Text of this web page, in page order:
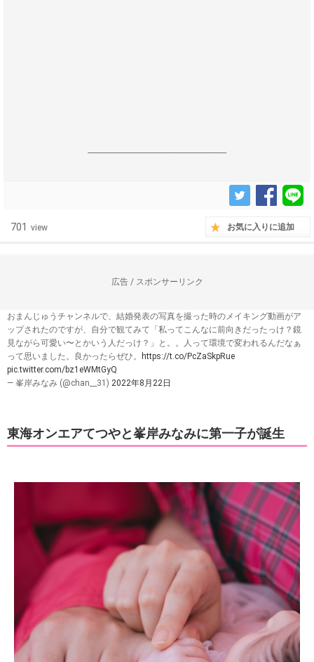
------------------------------------------------------------------
701 view お気に入りに追加
広告 / スポンサーリンク
おまんじゅうチャンネルで、結婚発表の写真を撮った時のメイキング動画がア
ップされたのですが、自分で観てみて「私ってこんなに前向きだったっけ？鏡
見ながら可愛い〜とかいう人だっけ？」と。。人って環境で変われるんだなぁ
って思いました。良かったらぜひ。
https://t.co/PcZaSkpRue
pic.twitter.com/bz1eWMtGyQ
— 峯岸みなみ (@chan__31) 2022年8月22日
東海オンエアてつやと峯岸みなみに第一子が誕生